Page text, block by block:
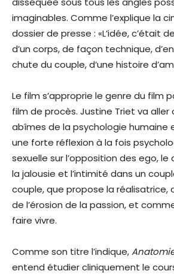
imaginables. Comme l’explique la
dossier de presse : «L’idée, c’était
d’un corps, de façon technique,
chute du couple, d’une histoire
Le film s’approprie le genre du film
film de procès. Justine Triet va aller
abîmes de la psychologie humaine
une forte réflexion à la fois
sexuelle sur l’opposition des ego, le
la jalousie et l’intimité dans un
couple, que propose la réalisatrice,
de l’érosion de la passion, et
faire vivre.
Comme son titre l’indique,
entend étudier cliniquement le